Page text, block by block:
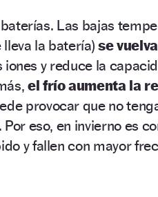
Las bajas
la batería)se
y reduce la
el frío aumenta la
provocar que no
eso, en invierno es
y fallen con mayor